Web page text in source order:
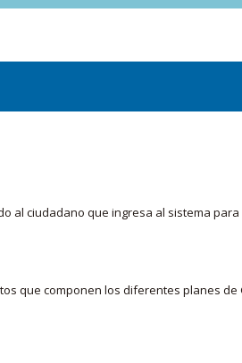
al ciudadano que ingresa al sistema
que componen los diferentes planes